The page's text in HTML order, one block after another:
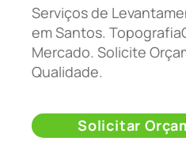
Serviços de
em Santos.
Mercado. Solicite
Qualidade.
Solicitar